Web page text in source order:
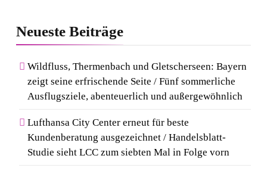
Neueste Beiträge
Wildfluss, Thermenbach und Gletscherseen: Bayern
zeigt seine erfrischende Seite / Fünf sommerliche
Ausflugsziele, abenteuerlich und außergewöhnlich
Lufthansa City Center erneut für beste
Kundenberatung ausgezeichnet / Handelsblatt-
Studie sieht LCC zum siebten Mal in Folge vorn